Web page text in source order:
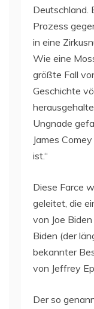
Deutschland.
Prozess
in eine
Wie eine
größte Fall
Geschichte
Ungnade
James
ist.“
Diese Farce
geleitet, die
von Joe
Biden (der
bekannter
von Jeffrey
Der so